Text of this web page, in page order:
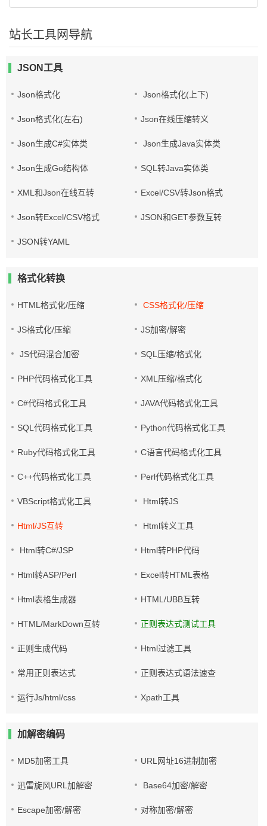
站长工具网导航
JSON工具
Json格式化 Json格式化(上下)
Json格式化(左右) Json在线压缩转义
Json生成C#实体类 Json生成Java实体类
Json生成Go结构体 SQL转Java实体类
XML和Json在线互转 Excel/CSV转Json格式
Json转Excel/CSV格式 JSON和GET参数互转
JSON转YAML
格式化转换
HTML格式化/压缩 CSS格式化/压缩
JS格式化/压缩 JS加密/解密
JS代码混合加密 SQL压缩/格式化
PHP代码格式化工具 XML压缩/格式化
C#代码格式化工具 JAVA代码格式化工具
SQL代码格式化工具 Python代码格式化工具
Ruby代码格式化工具 C语言代码格式化工具
C++代码格式化工具 Perl代码格式化工具
VBScript格式化工具 Html转JS
Html/JS互转 Html转义工具
Html转C#/JSP Html转PHP代码
Html转ASP/Perl Excel转HTML表格
Html表格生成器 HTML/UBB互转
HTML/MarkDown互转 正则表达式测试工具
正则生成代码 Html过滤工具
常用正则表达式 正则表达式语法速查
运行Js/html/css Xpath工具
加解密编码
MD5加密工具 URL网址16进制加密
迅雷旋风URL加解密 Base64加密/解密
Escape加密/解密 对称加密/解密